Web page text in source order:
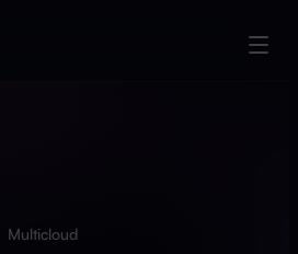
Multicloud